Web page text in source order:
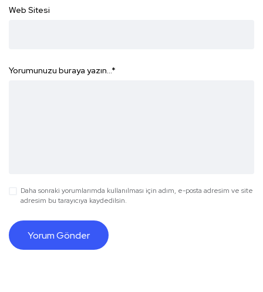
Web Sitesi
Yorumunuzu buraya yazın...*
Daha sonraki yorumlarımda kullanılması için adım, e-posta adresim ve site
adresim bu tarayıcıya kaydedilsin.